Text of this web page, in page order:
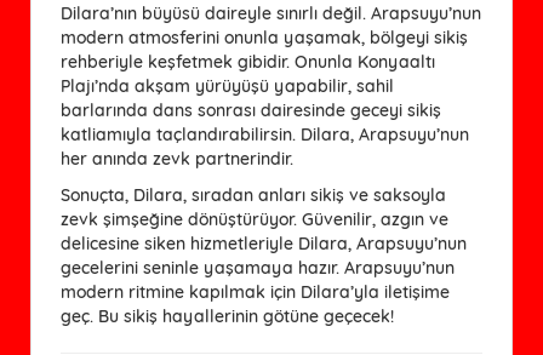
Dilara’nın büyüsü daireyle sınırlı değil. Arapsuyu’nun
modern atmosferini onunla yaşamak, bölgeyi sikiş
rehberiyle keşfetmek gibidir. Onunla Konyaaltı
Plajı’nda akşam yürüyüşü yapabilir, sahil
barlarında dans sonrası dairesinde geceyi sikiş
katliamıyla taçlandırabilirsin. Dilara, Arapsuyu’nun
her anında zevk partnerindir.
Sonuçta, Dilara, sıradan anları sikiş ve saksoyla
zevk şimşeğine dönüştürüyor. Güvenilir, azgın ve
delicesine siken hizmetleriyle Dilara, Arapsuyu’nun
gecelerini seninle yaşamaya hazır. Arapsuyu’nun
modern ritmine kapılmak için Dilara’yla iletişime
geç. Bu sikiş hayallerinin götüne geçecek!